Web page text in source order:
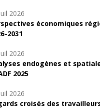
2026
économiques
2031
2026
endogènes et
2025
2026
croisés des